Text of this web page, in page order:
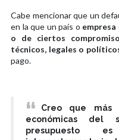
Cabe mencionar que un
en la que un país o empresa
o de ciertos
técnicos, legales o
pago.
Creo que más
económicas del
presupuesto